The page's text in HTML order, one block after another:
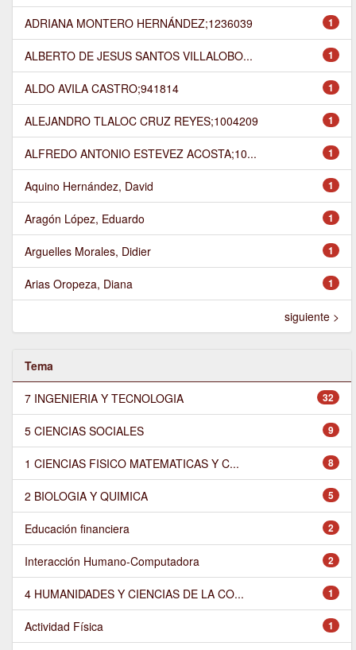
1
ADRIANA MONTERO HERNÁNDEZ;1236039
1
ALBERTO DE JESUS SANTOS VILLALOBO...
1
ALDO AVILA CASTRO;941814
1
ALEJANDRO TLALOC CRUZ REYES;1004209
1
ALFREDO ANTONIO ESTEVEZ ACOSTA;10...
1
Aquino Hernández, David
1
Aragón López, Eduardo
1
Arguelles Morales, Didier
1
Arias Oropeza, Diana
siguiente >
Tema
32
7 INGENIERIA Y TECNOLOGIA
9
5 CIENCIAS SOCIALES
8
1 CIENCIAS FISICO MATEMATICAS Y C...
5
2 BIOLOGIA Y QUIMICA
2
Educación financiera
2
Interacción Humano-Computadora
1
4 HUMANIDADES Y CIENCIAS DE LA CO...
1
Actividad Física